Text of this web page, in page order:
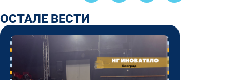
ОСТАЛЕ ВЕСТИ